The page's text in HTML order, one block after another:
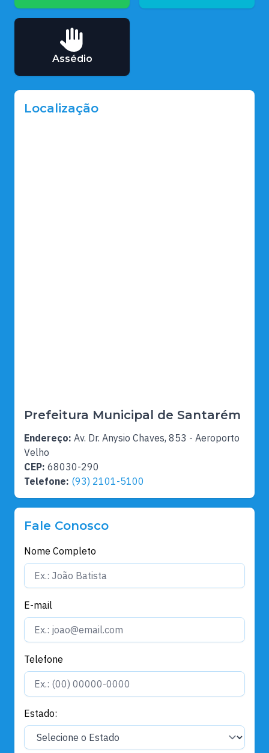
Assédio
Localização
Prefeitura Municipal de Santarém
Endereço: Av. Dr. Anysio Chaves, 853 - Aeroporto
Velho
CEP: 68030-290
Telefone: (93) 2101-5100
Fale Conosco
Nome Completo
E-mail
Telefone
Estado: